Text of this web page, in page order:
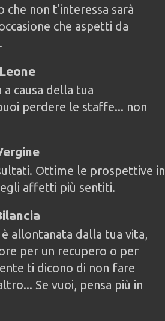
non t'interessa sarà
che aspetti da
Leone
causa della tua
perdere le staffe... non
Ottime le prospettive in
affetti più sentiti.
è allontanata dalla tua vita,
per un recupero o per
ti dicono di non fare
Se vuoi, pensa più in